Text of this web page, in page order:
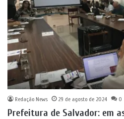
Redação News 29 de agosto de 2024 0
Prefeitura de Salvador: em